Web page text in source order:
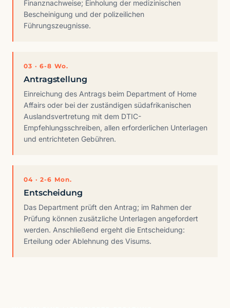
Finanznachweise; Einholung der medizinischen
Bescheinigung und der polizeilichen
Führungszeugnisse.
03 · 6-8 Wo.
Antragstellung
Einreichung des Antrags beim Department of Home
Affairs oder bei der zuständigen südafrikanischen
Auslandsvertretung mit dem DTIC-
Empfehlungsschreiben, allen erforderlichen Unterlagen
und entrichteten Gebühren.
04 · 2-6 Mon.
Entscheidung
Das Department prüft den Antrag; im Rahmen der
Prüfung können zusätzliche Unterlagen angefordert
werden. Anschließend ergeht die Entscheidung:
Erteilung oder Ablehnung des Visums.